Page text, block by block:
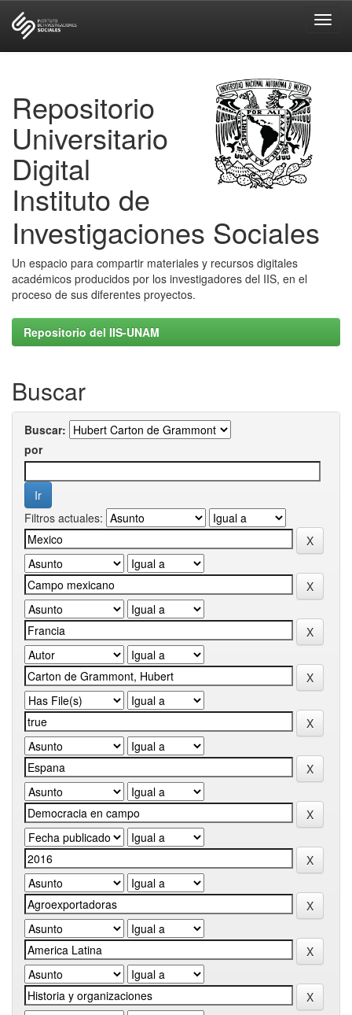
Repositorio
Universitario
Digital
Instituto de
Investigaciones Sociales
Un espacio para compartir materiales y recursos digitales
académicos producidos por los investigadores del IIS, en el
proceso de sus diferentes proyectos.
Repositorio del IIS-UNAM
Buscar
Buscar:
por
Filtros actuales: